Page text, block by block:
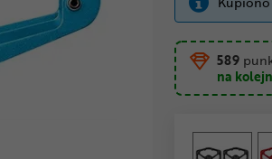
589
na